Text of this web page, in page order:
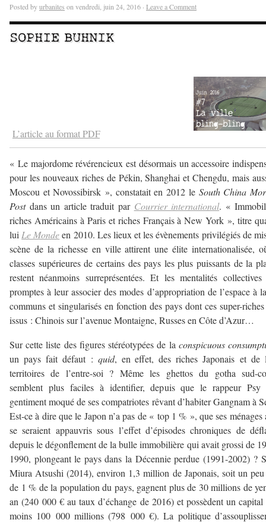
Posted byurbanites on vendredi, juin 24, 2016 · Leave a Comment
SOPHIE BUHNIK
L’article au format PDFa
« Le majordome révérencieux est désormais un accessoire
pour les nouveaux riches de Pékin, Shanghai et Chengdu, mais
Moscou et Novossibirsk », constatait en 2012 le South China
Postdans un article traduit par Courrier international. «
riches Américains à Paris et riches Français à New York », titre
lui Le Mondeen 2010. Les lieux et les évènements privilégiés de
scène de la richesse en ville attirent une élite internationalisée,
classes supérieures de certains des pays les plus puissants de la
restent néanmoins surreprésentées. Et les mentalités collectives
promptes à leur associer des modes d’appropriation de l’espace à
communs et singularisés en fonction des pays dont ces super-
issus : Chinois sur l’avenue Montaigne, Russes en Côte d’Azur…
Sur cette liste des figures stéréotypées de la conspicuous
un pays fait défaut : quid, en effet, des riches Japonais et de
territoires de l’entre-soi ? Même les ghettos du gotha sud-
semblent plus faciles à identifier, depuis que le rappeur Psy
gentiment moqué de ses compatriotes rêvant d’habiter Gangnam à
Est-ce à dire que le Japon n’a pas de « top 1 % », que ses ménages
se seraient appauvris sous l’effet d’épisodes chroniques de
depuis le dégonflement de la bulle immobilière qui avait grossi de
1990, plongeant le pays dans la Décennie perdue (1991-2002) ?
Miura Atsushi (2014), environ 1,3 million de Japonais, soit un
de 1 % de la population du pays, gagnent plus de 30 millions de
an (240 000 € au taux d’échange de 2016) et possèdent un capital
moins 100 000 millions (798 000 €). La politique